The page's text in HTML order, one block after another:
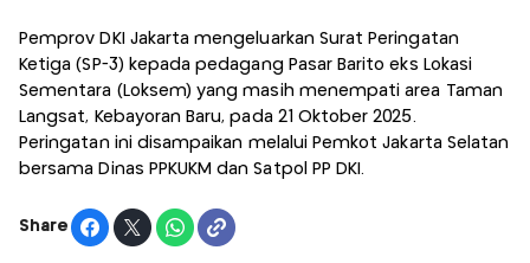
Pemprov DKI Jakarta mengeluarkan Surat Peringatan
Ketiga (SP-3) kepada pedagang Pasar Barito eks Lokasi
Sementara (Loksem) yang masih menempati area Taman
Langsat, Kebayoran Baru, pada 21 Oktober 2025.
Peringatan ini disampaikan melalui Pemkot Jakarta Selatan
bersama Dinas PPKUKM dan Satpol PP DKI.
Share